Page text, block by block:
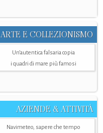
ARTE E COLLEZIONISMO
Un’autentica falsaria copia
i quadri di mare più famosi
AZIENDE & ATTIVITÀ
Navimeteo, sapere che tempo